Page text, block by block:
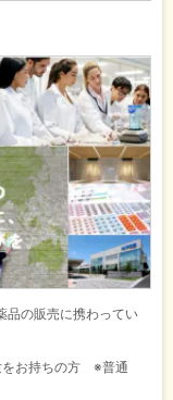
品の販売に携わってい
をお持ちの方 ※普通